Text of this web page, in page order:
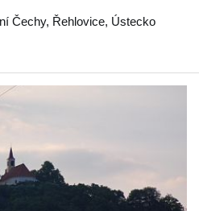
Čechy, Řehlovice, Ústecko